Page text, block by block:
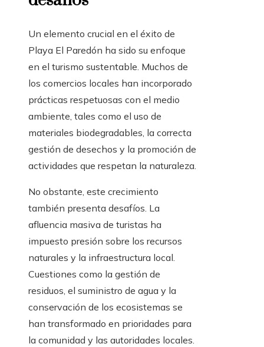
Un elemento crucial en el éxito de
Playa El Paredón ha sido su enfoque
en el turismo sustentable. Muchos de
los comercios locales han incorporado
prácticas respetuosas con el medio
ambiente, tales como el uso de
materiales biodegradables, la correcta
gestión de desechos y la promoción de
actividades que respetan la naturaleza.
No obstante, este crecimiento
también presenta desafíos. La
afluencia masiva de turistas ha
impuesto presión sobre los recursos
naturales y la infraestructura local.
Cuestiones como la gestión de
residuos, el suministro de agua y la
conservación de los ecosistemas se
han transformado en prioridades para
la comunidad y las autoridades locales.